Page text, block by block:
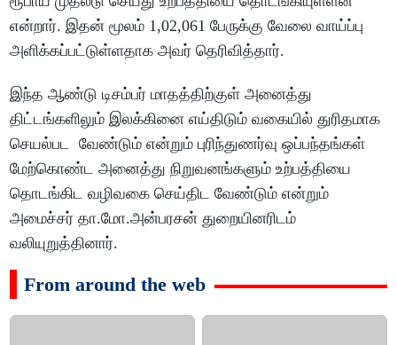
என்றார். இதன் மூலம் 1,02,061 பேருக்கு வேலை வாய்ப்பு
அளிக்கப்பட்டுள்ளதாக அவர் தெரிவித்தார்.
இந்த ஆண்டு டிசம்பர் மாதத்திற்குள் அனைத்து
திட்டங்களிலும் இலக்கினை எய்திடும் வகையில் துரிதமாக
செயல்பட வேண்டும் என்றும் புரிந்துணர்வு ஒப்பந்தங்கள்
மேற்கொண்ட அனைத்து நிறுவனங்களும் உற்பத்தியை
தொடங்கிட வழிவகை செய்திட வேண்டும் என்றும்
அமைச்சர் தா.மோ.அன்பரசன் துறையினரிடம்
வலியுறுத்தினார்.
From around the web